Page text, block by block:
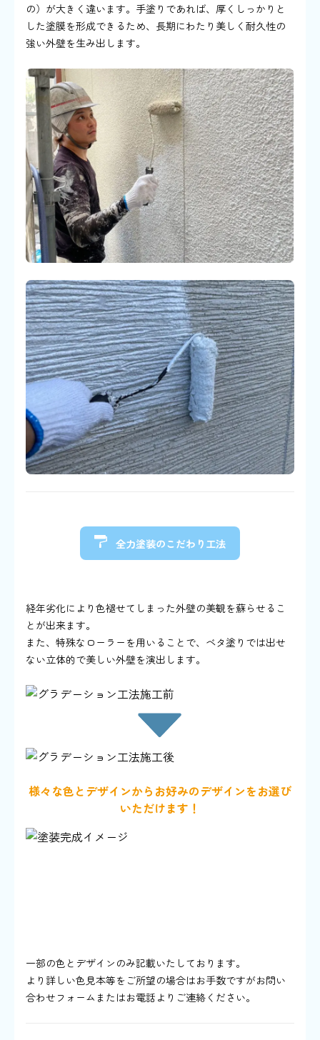
の）が大きく違います。手塗りであれば、厚くしっかりと
した塗膜を形成できるため、長期にわたり美しく耐久性の
強い外壁を生み出します。
全力塗装のこだわり工法
経年劣化により色褪せてしまった外壁の美観を蘇らせるこ
とが出来ます。
また、特殊なローラーを用いることで、ベタ塗りでは出せ
ない立体的で美しい外壁を演出します。
様々な色とデザインからお好みのデザインをお選び
いただけます！
一部の色とデザインのみ記載いたしております。
より詳しい色見本等をご所望の場合はお手数ですがお問い
合わせフォームまたはお電話よりご連絡ください。